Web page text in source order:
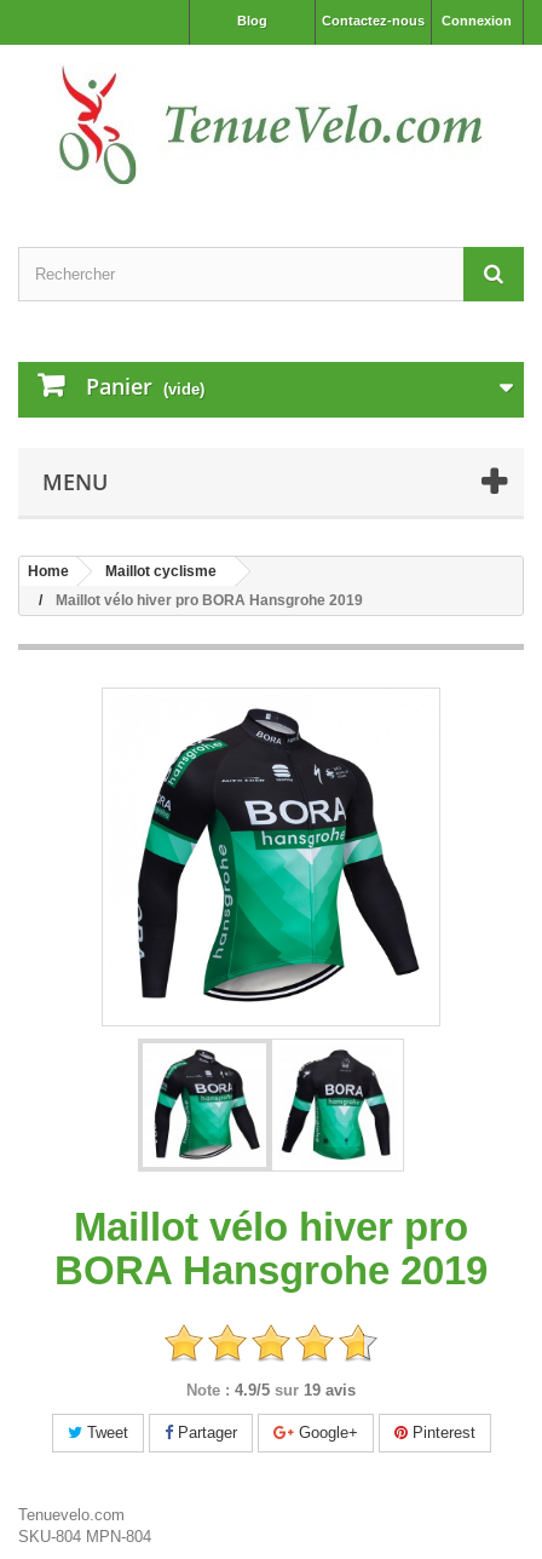
Connexion
Contactez-nous
Blog
Panier (vide)
MENU
Home
Maillot cyclisme
Maillot vélo hiver pro BORA Hansgrohe 2019
Maillot vélo hiver pro
BORA Hansgrohe 2019
Note : 4.9/5 sur 19 avis
Tweet Partager Google+ Pinterest
Tenuevelo.com
SKU-804 MPN-804